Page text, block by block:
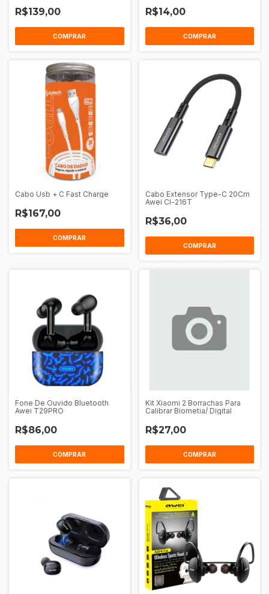
R$139,00
COMPRAR
R$14,00
COMPRAR
Cabo Usb + C Fast Charge
R$167,00
COMPRAR
Cabo Extensor Type-C 20Cm
Awei Cl-216T
R$36,00
COMPRAR
Fone De Ouvido Bluetooth
Awei T29PRO
R$86,00
COMPRAR
Kit Xiaomi 2 Borrachas Para
Calibrar Biometia/ Digital
R$27,00
COMPRAR